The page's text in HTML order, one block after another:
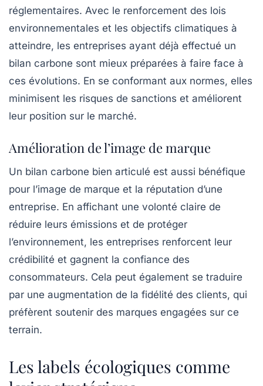
réglementaires. Avec le renforcement des lois
environnementales et les objectifs climatiques à
atteindre, les entreprises ayant déjà effectué un
bilan carbone sont mieux préparées à faire face à
ces évolutions. En se conformant aux normes, elles
minimisent les risques de sanctions et améliorent
leur position sur le marché.
Amélioration de l’image de marque
Un bilan carbone bien articulé est aussi bénéfique
pour l’image de marque et la réputation d’une
entreprise. En affichant une volonté claire de
réduire leurs émissions et de protéger
l’environnement, les entreprises renforcent leur
crédibilité et gagnent la confiance des
consommateurs. Cela peut également se traduire
par une augmentation de la fidélité des clients, qui
préfèrent soutenir des marques engagées sur ce
terrain.
Les labels écologiques comme